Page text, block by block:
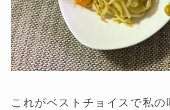
これがベストチョイスで私